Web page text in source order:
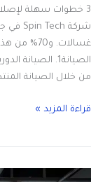
غسالات.
الصيانة1.
من خلال الصيانة
3
غسالتك
قراءة المزيد »